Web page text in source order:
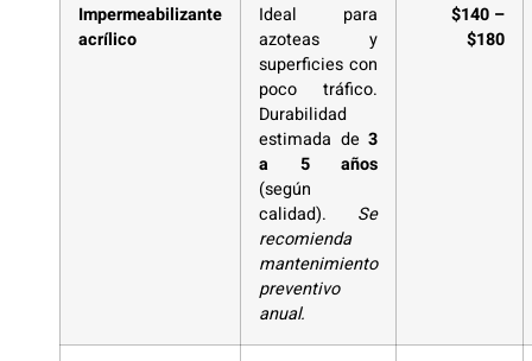
Impermeabilizante
acrílico
Ideal para
azoteas y
superficies con
poco tráfico.
Durabilidad
estimada de 3
a 5 años
(según
calidad). Se
recomienda
mantenimiento
preventivo
anual.
$140 –
$180